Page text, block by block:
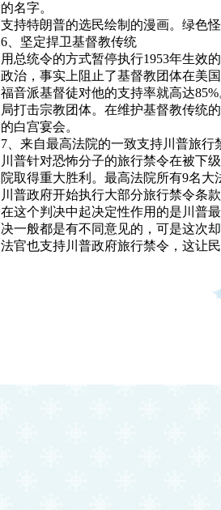
的名字。
支持特朗普的选民绘制的漫画。绿色
6、坚定捍卫基督教传统
用总统令的方式暂停执行1953年生效
政治，事实上阻止了基督教团体在美
福音派基督徒对他的支持率就高达
局打击宗教团体。在维护基督教传统
的白宫宴会。
7、来自最高法院的一致支持川普旅行
川普针对恐怖分子的旅行禁令在被下
院取得重大胜利。最高法院所有9名
川普政府开始执行大部分旅行禁令条
在这个判决中起决定性作用的是川普
决一般都是有不同意见的，可是这次
法官也支持川普政府旅行禁令，这让